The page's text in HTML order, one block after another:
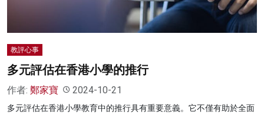
教評心事
多元評估在香港小學的推行
作者: 鄭家寶 2024-10-21
多元評估在香港小學教育中的推行具有重要意義。它不僅有助於全面